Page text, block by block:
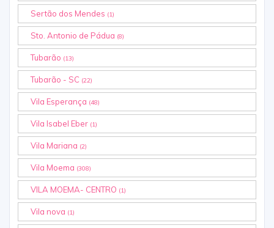
Sertão dos Mendes (1)
Sto. Antonio de Pádua (8)
Tubarão (13)
Tubarão - SC (22)
Vila Esperança (48)
Vila Isabel Eber (1)
Vila Mariana (2)
Vila Moema (308)
VILA MOEMA- CENTRO (1)
Vila nova (1)